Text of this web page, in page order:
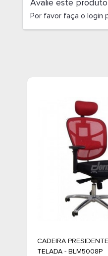
Avalie este produto
Por favor faça o login
CADEIRA
TELADA - BLM5008P